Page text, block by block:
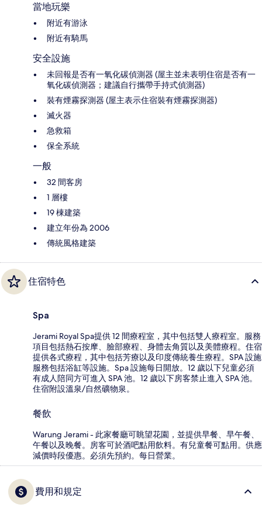
當地玩樂
附近有游泳
附近有騎馬
安全設施
未回報是否有一氧化碳偵測器 (屋主並未表明住宿是否有一
氧化碳偵測器；建議自行攜帶手持式偵測器)
裝有煙霧探測器 (屋主表示住宿裝有煙霧探測器)
滅火器
急救箱
保全系統
一般
32 間客房
1 層樓
19 棟建築
建立年份為 2006
傳統風格建築
住宿特色
Spa
Jerami Royal Spa提供 12 間療程室，其中包括雙人療程室。服務
項目包括熱石按摩、臉部療程、身體去角質以及美體療程。住宿
提供各式療程，其中包括芳療以及印度傳統養生療程。SPA 設施
服務包括浴缸等設施。Spa 設施每日開放。12 歲以下兒童必須
有成人陪同方可進入 SPA 池。12 歲以下房客禁止進入 SPA 池。
住宿附設溫泉/自然礦物泉。
餐飲
Warung Jerami - 此家餐廳可眺望花園，並提供早餐、早午餐、
午餐以及晚餐。房客可於酒吧點用飲料。有兒童餐可點用。供應
減價時段優惠。必須先預約。每日營業。
費用和規定